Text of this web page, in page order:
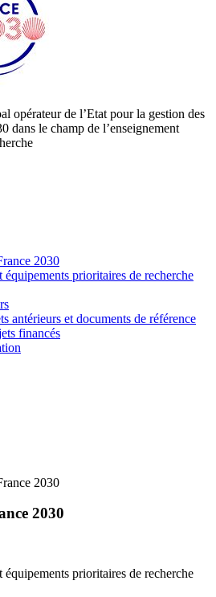
opérateur de l’Etat pour la gestion des
dans le champ de l’enseignement
2030
équipements prioritaires de recherche
antérieurs et documents de référence
financés
2030
2030
équipements prioritaires de recherche